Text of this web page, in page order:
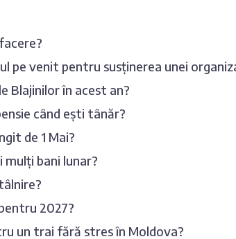
pe venit pentru susținerea unei
Blajinilor în acest an?
când ești tânăr?
de 1 Mai?
mulți bani lunar?
2027?
un trai fără stres în Moldova?